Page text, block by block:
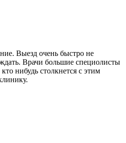
Выезд очень быстро не
Врачи большие специолисты
нибудь столкнется с этим